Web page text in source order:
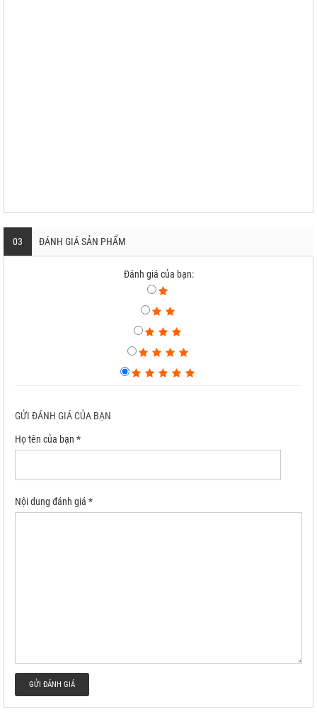
03 ĐÁNH GIÁ SẢN PHẨM
Đánh giá của bạn:
GỬI ĐÁNH GIÁ CỦA BẠN
Họ tên của bạn *
Nội dung đánh giá *
GỬI ĐÁNH GIÁ